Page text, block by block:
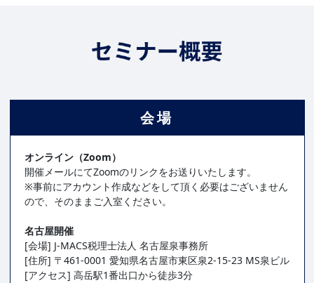
会場
オンライン（Zoom）
開催メールにてZoomのリンクをお送りいたします。
※事前にアカウント作成などをして頂く必要はございません
ので、そのままご入室ください。
名古屋開催
[会場] J-MACS税理士法人 名古屋泉事務所
[住所] 〒461-0001 愛知県名古屋市東区泉2-15-23 MS泉ビル
[アクセス] 高岳駅1番出口から徒歩3分